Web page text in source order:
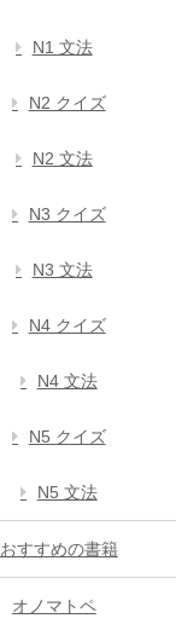
N1 文法
N2 クイズ
N2 文法
N3 クイズ
N3 文法
N4 クイズ
N4 文法
N5 クイズ
N5 文法
おすすめの書籍
オノマトペ